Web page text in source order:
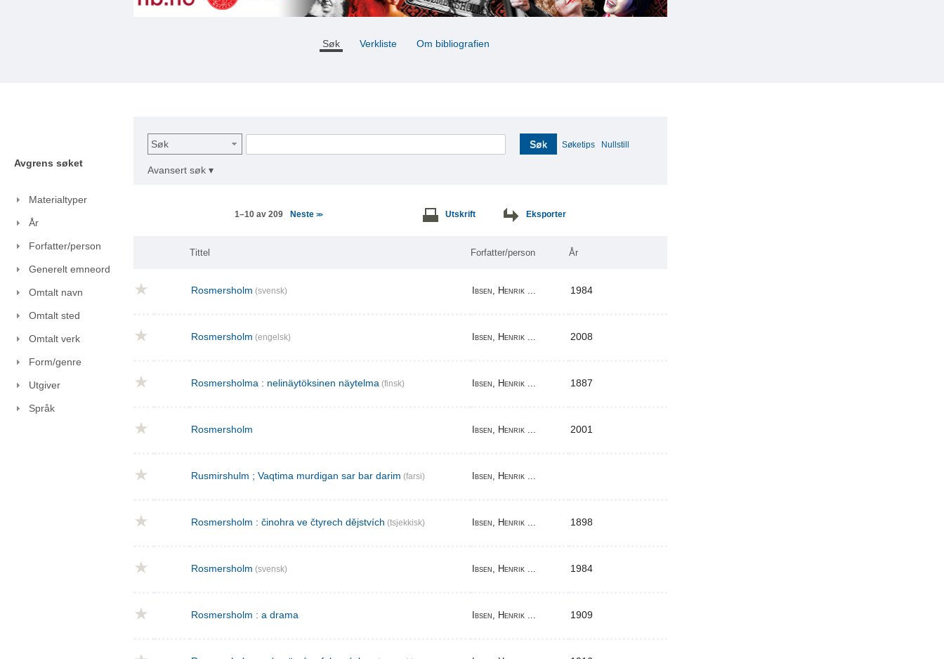
Søk Verkliste Om bibliografien
Avgrens søket
Materialtyper
År
Forfatter/person
Generelt emneord
Omtalt navn
Omtalt sted
Omtalt verk
Form/genre
Utgiver
Språk
Søk Søk Søketips Nullstill
Avansert søk ▾
1–10 av 209 Neste >> Utskrift Eksporter
Tittel Forfatter/person År
Rosmersholm (svensk) Ibsen, Henrik ... 1984
Rosmersholm (engelsk) Ibsen, Henrik ... 2008
Rosmersholma : nelinäytöksinen näytelma (finsk) Ibsen, Henrik ... 1887
Rosmersholm Ibsen, Henrik ... 2001
Rusmirshulm ; Vaqtima murdigan sar bar darim (farsi) Ibsen, Henrik ...
Rosmersholm : činohra ve čtyrech dějstvích (tsjekkisk) Ibsen, Henrik ... 1898
Rosmersholm (svensk) Ibsen, Henrik ... 1984
Rosmersholm : a drama Ibsen, Henrik ... 1909